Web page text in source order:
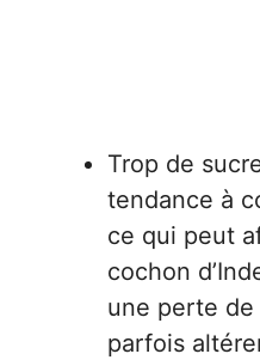
Trop de
tendance à
ce qui peut
cochon
une perte
parfois